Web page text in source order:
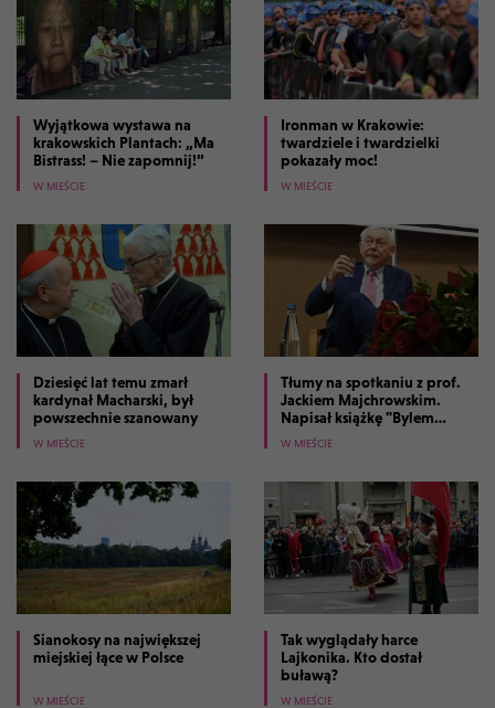
Wyjątkowa wystawa na
krakowskich Plantach: „Ma
Bistrass! – Nie zapomnij!”
W MIEŚCIE
Ironman w Krakowie:
twardziele i twardzielki
pokazały moc!
W MIEŚCIE
Dziesięć lat temu zmarł
kardynał Macharski, był
powszechnie szanowany
W MIEŚCIE
Tłumy na spotkaniu z prof.
Jackiem Majchrowskim.
Napisał książkę "Bylem
prezydentem Krakowa"
W MIEŚCIE
Sianokosy na największej
miejskiej łące w Polsce
W MIEŚCIE
Tak wyglądały harce
Lajkonika. Kto dostał
buławą?
W MIEŚCIE